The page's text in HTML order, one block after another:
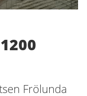
Frölunda